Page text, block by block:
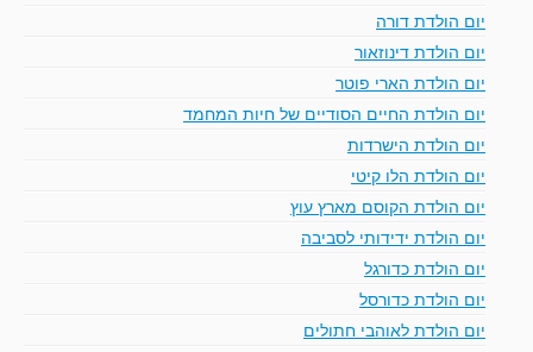
יום הולדת דורה
יום הולדת דינוזאור
יום הולדת הארי פוטר
יום הולדת החיים הסודיים של חיות המחמד
יום הולדת הישרדות
יום הולדת הלו קיטי
יום הולדת הקוסם מארץ עוץ
יום הולדת ידידותי לסביבה
יום הולדת כדורגל
יום הולדת כדורסל
יום הולדת לאוהבי חתולים